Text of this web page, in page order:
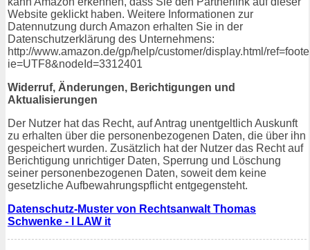
Website geklickt haben. Weitere Informationen zur
Datennutzung durch Amazon erhalten Sie in der
Datenschutzerklärung des Unternehmens:
http://www.amazon.de/gp/help/customer/display.html/
ie=UTF8&nodeId=3312401
Widerruf, Änderungen, Berichtigungen und
Aktualisierungen
Der Nutzer hat das Recht, auf Antrag unentgeltlich Auskunft
zu erhalten über die personenbezogenen Daten, die über ihn
gespeichert wurden. Zusätzlich hat der Nutzer das Recht auf
Berichtigung unrichtiger Daten, Sperrung und Löschung
seiner personenbezogenen Daten, soweit dem keine
gesetzliche Aufbewahrungspflicht entgegensteht.
Datenschutz-Muster von Rechtsanwalt Thomas
Schwenke - I LAW it